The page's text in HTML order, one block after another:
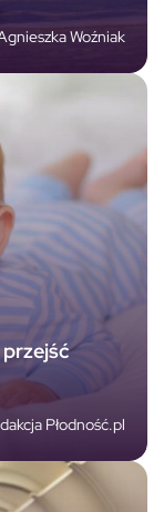
Woźniak
Płodność.pl